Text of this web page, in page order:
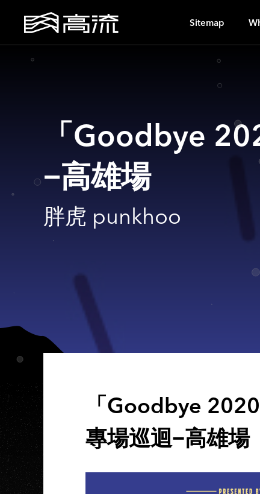
Sitemap
「Goodbye
−高雄場
胖虎 punkhoo
「Goodbye
專場巡迴−高雄場